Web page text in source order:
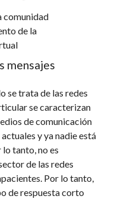
comunidad
de la
mensajes
se trata de las redes
se caracterizan
de comunicación
y ya nadie está
lo tanto, no es
de las redes
Por lo tanto,
de respuesta corto